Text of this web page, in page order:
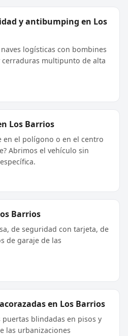
y antibumping en Los
logísticas con bombines
multipunto de alta
Los Barrios
en el polígono o en el centro
Abrimos el vehículo sin
Barrios
de seguridad con tarjeta, de
de garaje de las
en Los Barrios
blindadas en pisos y
las urbanizaciones